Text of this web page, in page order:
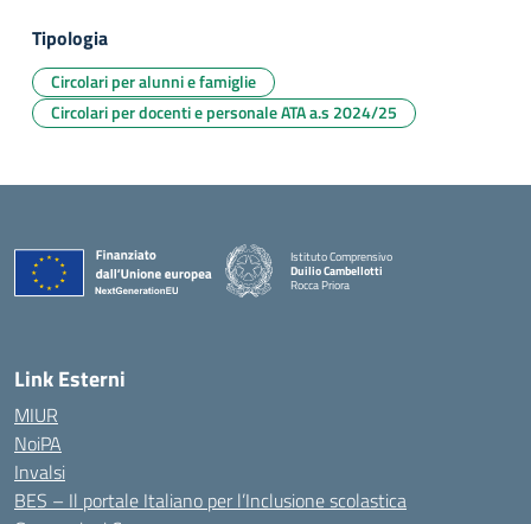
Tipologia
Circolari per alunni e famiglie
Circolari per docenti e personale ATA a.s 2024/25
Istituto Comprensivo
Duilio Cambellotti
Rocca Priora
Link Esterni
MIUR
NoiPA
Invalsi
BES – Il portale Italiano per l’Inclusione scolastica